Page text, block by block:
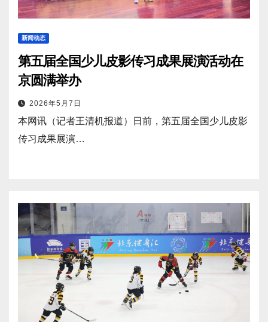
新闻动态
第五届全国少儿皮影传习成果展演活动在
京圆满举办
2026年5月7日
本网讯（记者王清机报道）日前，第五届全国少儿皮影
传习成果展演…